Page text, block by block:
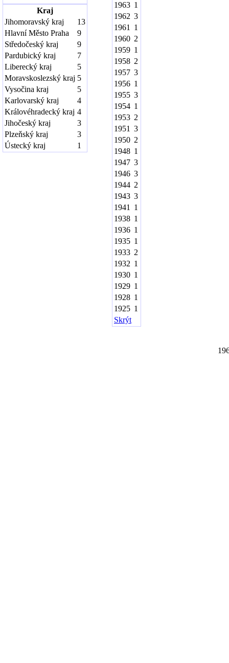
Kraj
Jihomoravský kraj
13
Hlavní Město Praha
9
Středočeský kraj
9
Pardubický kraj
7
Liberecký kraj
5
Moravskoslezský kraj 5
Vysočina kraj
5
Karlovarský kraj
4
Královéhradecký kraj 4
Jihočeský kraj
3
Plzeňský kraj
3
Ústecký kraj
1
1963 1
1962 3
1961
1
1960 2
1959 1
1958 2
1957 3
1956 1
1955 3
1954 1
1953 2
1951 3
1950 2
1948 1
1947 3
1946 3
1944 2
1943 3
1941
1
1938 1
1936 1
1935 1
1933 2
1932 1
1930 1
1929 1
1928 1
1925 1
Skrýt